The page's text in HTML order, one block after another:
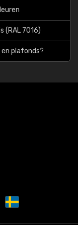
(RAL 7016)
plafonds?